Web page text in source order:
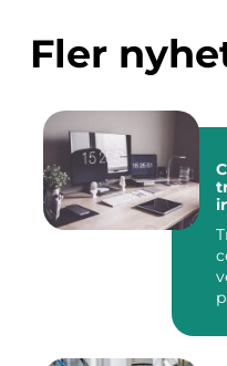
Fler